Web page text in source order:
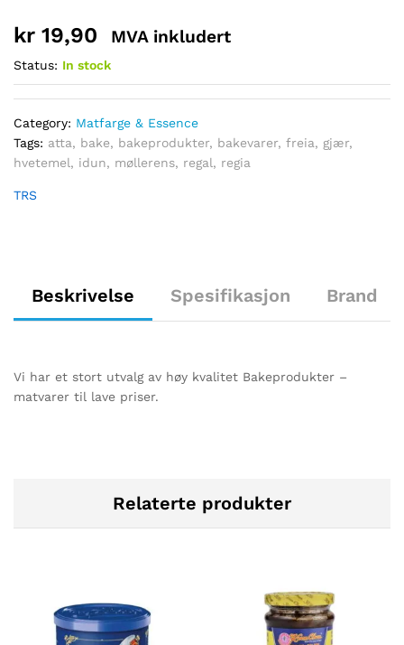
kr 19,90 MVA inkludert
Status: In stock
Category: Matfarge & Essence
Tags: atta, bake, bakeprodukter, bakevarer, freia, gjær,
hvetemel, idun, møllerens, regal, regia
TRS
Beskrivelse Spesifikasjon Brand
Vi har et stort utvalg av høy kvalitet Bakeprodukter –
matvarer til lave priser.
Relaterte produkter